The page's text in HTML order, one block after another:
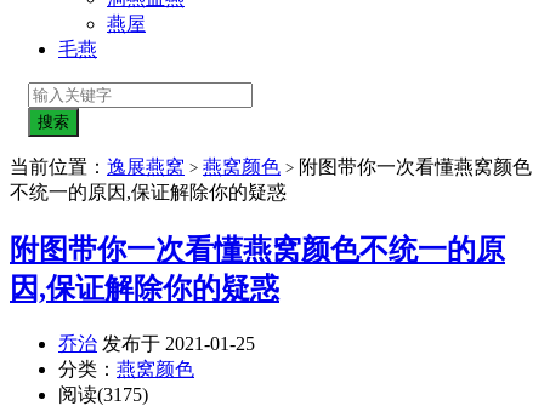
燕屋
毛燕
当前位置： 逸展燕窝 > 燕窝颜色 > 附图带你一次看懂燕窝颜色
不统一的原因,保证解除你的疑惑
附图带你一次看懂燕窝颜色不统一的原
因,保证解除你的疑惑
乔治 发布于 2021-01-25
分类： 燕窝颜色
阅读(3175)